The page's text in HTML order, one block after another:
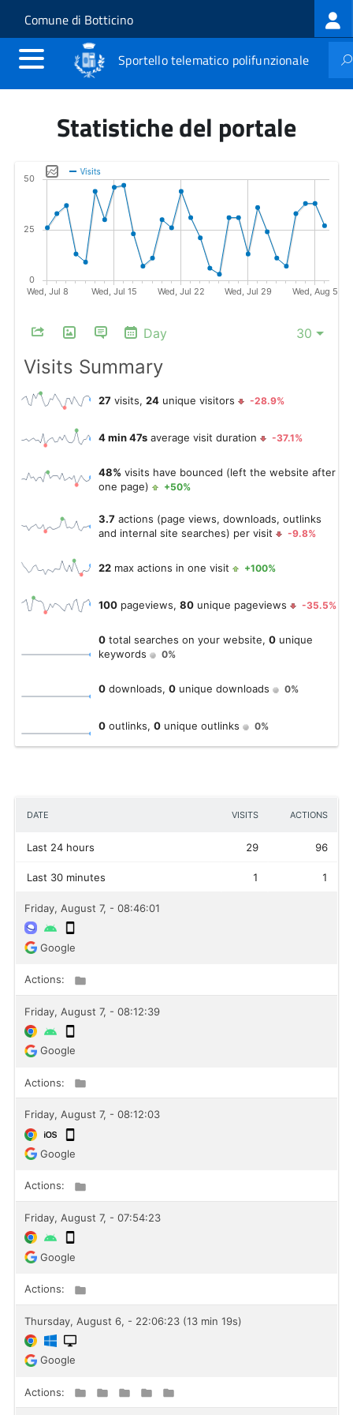
Salta al contenuto principale
Skip to site navigation
Comune di Botticino
Sportello telematico polifunzionale
Statistiche del portale